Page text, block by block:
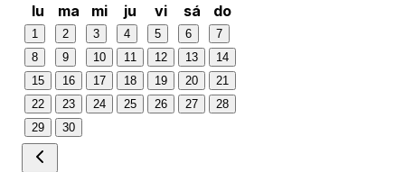
lu
ma mi ju vi sá do
1 2 3 4 5 6
7
8
9 10 11 12 13
14
15
16 17 18 19 20
21
22
23 24 25 26 27
28
29
30